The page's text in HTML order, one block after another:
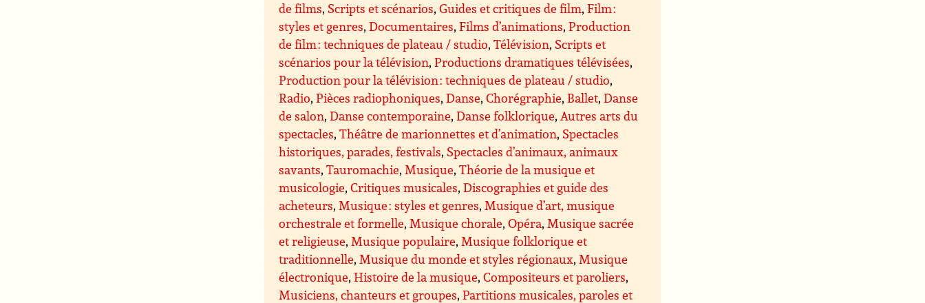
de films, Scripts et scénarios,Guides et critiques de film,Film :
styles et genres,Documentaires,Films d’animations,Production
de film : techniques de plateau / studio,Télévision, Scripts et
scénarios pour la télévision,Productions dramatiques télévisées,
Production pour la télévision : techniques de plateau / studio,
Radio,Pièces radiophoniques,Danse,Chorégraphie, Ballet,Danse
de salon,Danse contemporaine,Danse folklorique,Autres arts du
spectacles,Théâtre de marionnettes et d’animation, Spectacles
historiques, parades, festivals, Spectacles d’animaux, animaux
savants,Tauromachie,Musique,Théorie de la musique et
musicologie,Critiques musicales,Discographies et guide des
acheteurs,Musique : styles et genres,Musique d’art, musique
orchestrale et formelle,Musique chorale,Opéra,Musique sacrée
et religieuse,Musique populaire,Musique folklorique et
traditionnelle,Musique du monde et styles régionaux,Musique
électronique,Histoire de la musique,Compositeurs et paroliers,
Musiciens, chanteurs et groupes,Partitions musicales, paroles et